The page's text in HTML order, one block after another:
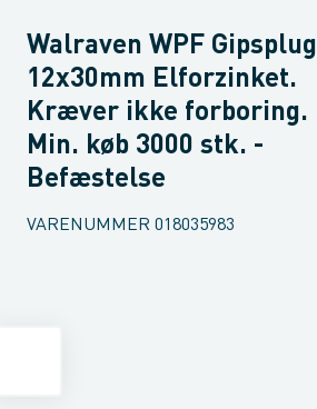
Walraven WPF Gipsplug
12x30mm Elforzinket.
Kræver ikke forboring.
Min. køb 3000 stk. -
Befæstelse
VARENUMMER 018035983